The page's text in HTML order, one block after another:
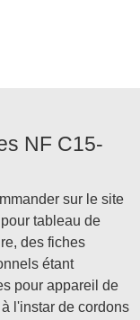
NF C15-
sur le site
tableau de
des fiches
étant
pour appareil de
l'instar de cordons